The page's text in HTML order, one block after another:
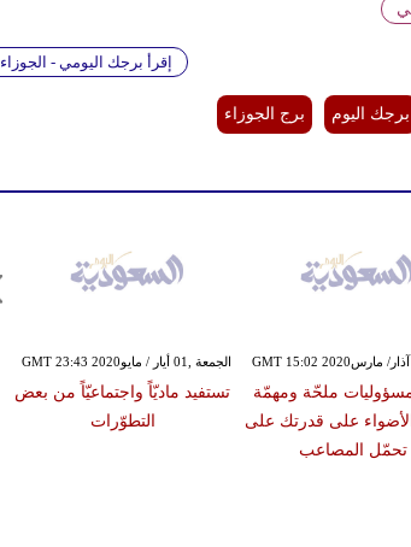
إقرأ برجك اليومي - الجوزاء
برجك اليوم برج الجوزاء
الجمعة ,01 أيار / مايوGMT 23:43 2020
تستفيد ماديّاً واجتماعيّاً من بعض
التطوّرات
ملحّة ومهمّة
على قدرتك على
تحمّل المصاعب